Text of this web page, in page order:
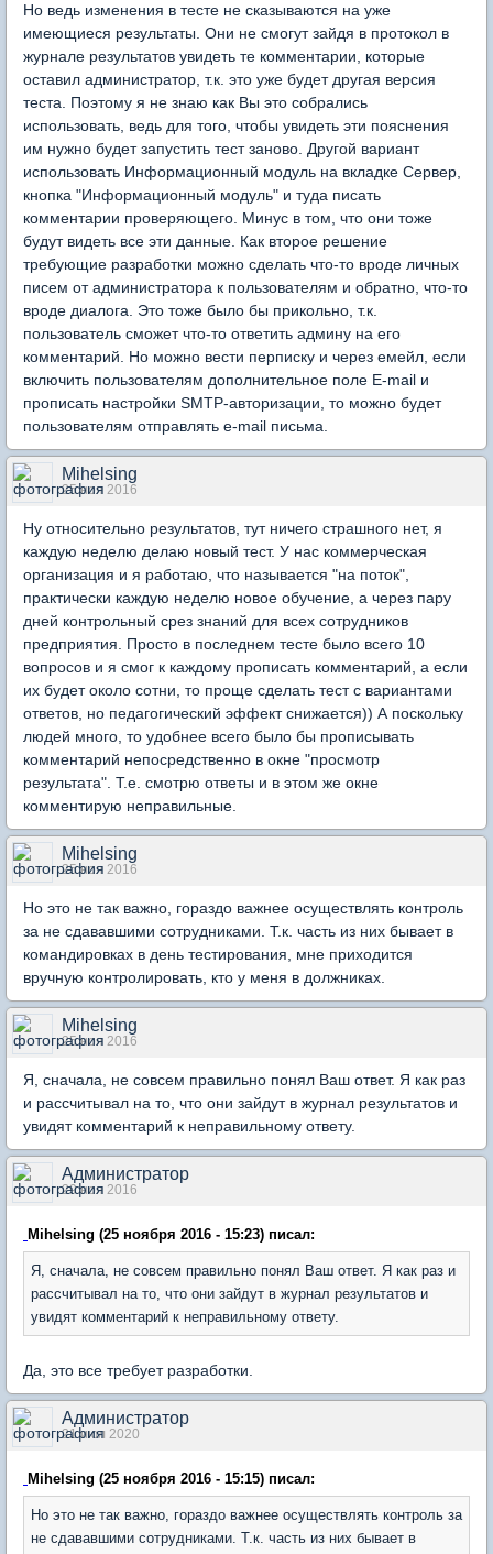
Но ведь изменения в тесте не сказываются на уже
имеющиеся результаты. Они не смогут зайдя в протокол в
журнале результатов увидеть те комментарии, которые
оставил администратор, т.к. это уже будет другая версия
теста. Поэтому я не знаю как Вы это собрались
использовать, ведь для того, чтобы увидеть эти пояснения
им нужно будет запустить тест заново. Другой вариант
использовать Информационный модуль на вкладке Сервер,
кнопка "Информационный модуль" и туда писать
комментарии проверяющего. Минус в том, что они тоже
будут видеть все эти данные. Как второе решение
требующие разработки можно сделать что-то вроде личных
писем от администратора к пользователям и обратно, что-то
вроде диалога. Это тоже было бы прикольно, т.к.
пользователь сможет что-то ответить админу на его
комментарий. Но можно вести перписку и через емейл, если
включить пользователям дополнительное поле E-mail и
прописать настройки SMTP-авторизации, то можно будет
пользователям отправлять e-mail письма.
Mihelsing
25 ноя 2016
Ну относительно результатов, тут ничего страшного нет, я
каждую неделю делаю новый тест. У нас коммерческая
организация и я работаю, что называется "на поток",
практически каждую неделю новое обучение, а через пару
дней контрольный срез знаний для всех сотрудников
предприятия. Просто в последнем тесте было всего 10
вопросов и я смог к каждому прописать комментарий, а если
их будет около сотни, то проще сделать тест с вариантами
ответов, но педагогический эффект снижается)) А поскольку
людей много, то удобнее всего было бы прописывать
комментарий непосредственно в окне "просмотр
результата". Т.е. смотрю ответы и в этом же окне
комментирую неправильные.
Mihelsing
25 ноя 2016
Но это не так важно, гораздо важнее осуществлять контроль
за не сдававшими сотрудниками. Т.к. часть из них бывает в
командировках в день тестирования, мне приходится
вручную контролировать, кто у меня в должниках.
Mihelsing
25 ноя 2016
Я, сначала, не совсем правильно понял Ваш ответ. Я как раз
и рассчитывал на то, что они зайдут в журнал результатов и
увидят комментарий к неправильному ответу.
Администратор
29 ноя 2016
Mihelsing (25 ноября 2016 - 15:23) писал:
Я, сначала, не совсем правильно понял Ваш ответ. Я как раз и
рассчитывал на то, что они зайдут в журнал результатов и
увидят комментарий к неправильному ответу.
Да, это все требует разработки.
Администратор
21 июл 2020
Mihelsing (25 ноября 2016 - 15:15) писал:
Но это не так важно, гораздо важнее осуществлять контроль за
не сдававшими сотрудниками. Т.к. часть из них бывает в